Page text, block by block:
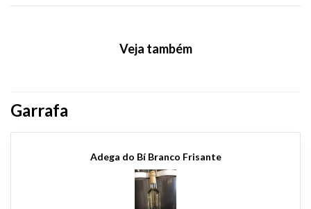
Veja também
Garrafa
Adega do Bí Branco Frisante